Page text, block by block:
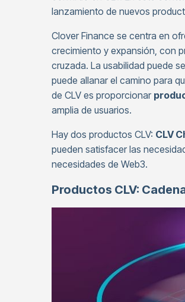
lanzamiento de nuevos
Clover Finance se centra en
crecimiento y expansión, con
cruzada. La usabilidad puede
puede allanar el camino para
de CLV es proporcionar
amplia de usuarios.
Hay dos productos CLV: CLV
pueden satisfacer las
necesidades de Web3.
Productos CLV: